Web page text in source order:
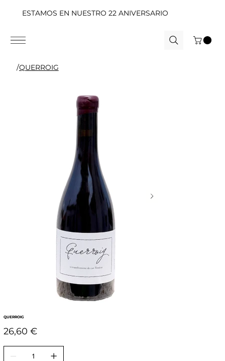
ESTAMOS EN NUESTRO 22 ANIVERSARIO
/QUERROIG
QUERROIG
Precio
26,60 €